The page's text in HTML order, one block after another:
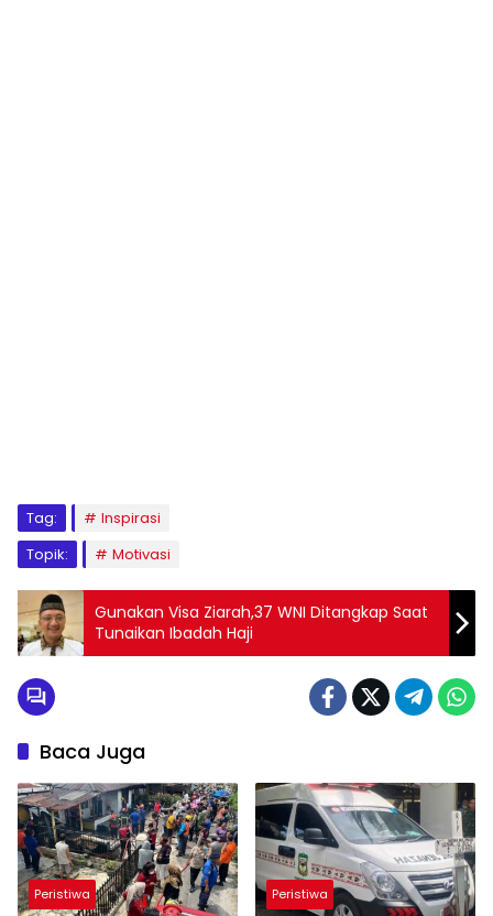
Tag:
Inspirasi
Topik:
Motivasi
Gunakan Visa Ziarah,37 WNI Ditangkap Saat
Tunaikan Ibadah Haji
Baca Juga
Peristiwa Peristiwa